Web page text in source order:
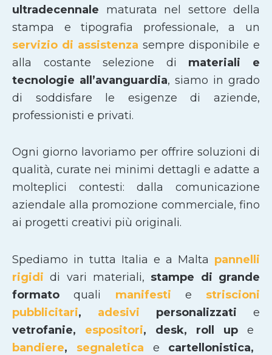
ultradecennale maturata nel settore della
stampa e tipografia professionale, a un
servizio di assistenza sempre disponibile e
alla costante selezione di materiali e
tecnologie all’avanguardia, siamo in grado
di soddisfare le esigenze di aziende,
professionisti e privati.
Ogni giorno lavoriamo per offrire soluzioni di
qualità, curate nei minimi dettagli e adatte a
molteplici contesti: dalla comunicazione
aziendale alla promozione commerciale, fino
ai progetti creativi più originali.
Spediamo in tutta Italia e a Malta pannelli
rigididi vari materiali, stampe di grande
formatoquali manifesti e striscioni
pubblicitari, adesivi personalizzati e
vetrofanie, espositori, desk, roll up e
bandiere, segnaletica e cartellonistica,